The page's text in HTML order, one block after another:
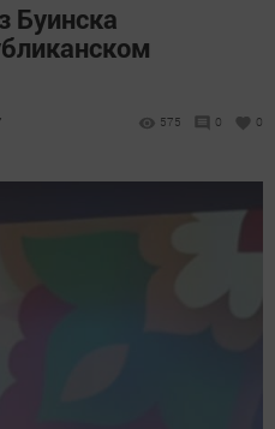
Буинска
575 0 0